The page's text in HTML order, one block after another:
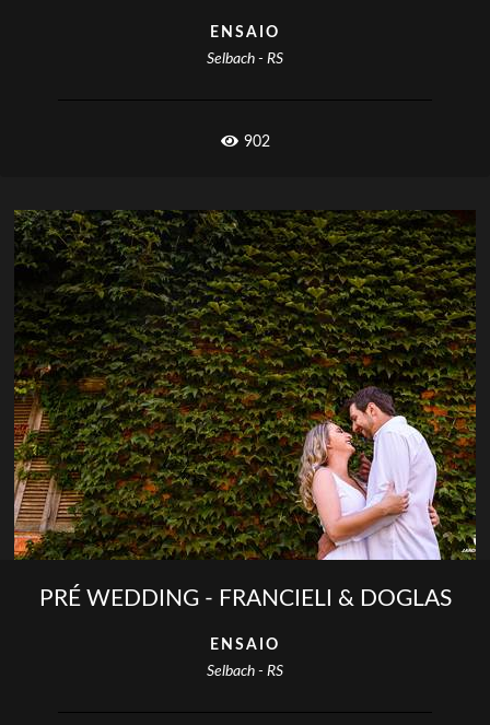
ENSAIO
Selbach - RS
902
PRÉ WEDDING - FRANCIELI & DOGLAS
ENSAIO
Selbach - RS